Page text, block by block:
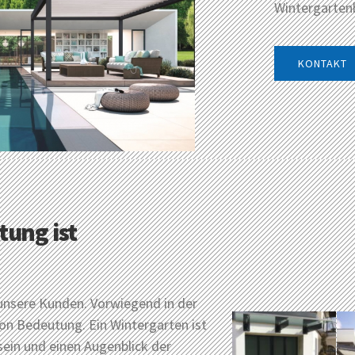
KONTAKT
ist
Kunden. Vorwiegend in der
Bedeutung. Ein Wintergarten ist
und einen Augenblick der